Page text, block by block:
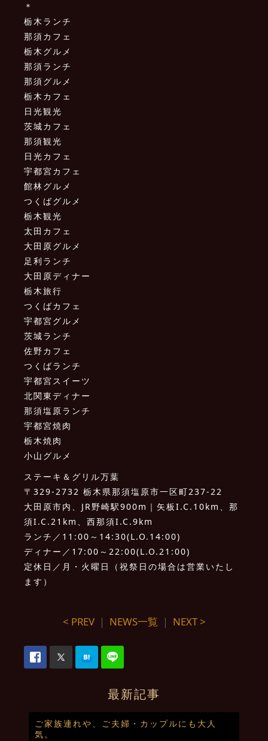
＊
栃木ランチ
那須カフェ
栃木グルメ
那須ランチ
那須グルメ
栃木カフェ
日光観光
茨城カフェ
那須観光
日光カフェ
宇都宮カフェ
館林グルメ
つくばグルメ
栃木観光
太田カフェ
大田原グルメ
足利ランチ
大田原ディナー
栃木旅行
つくばカフェ
宇都宮グルメ
茨城ランチ
佐野カフェ
つくばランチ
宇都宮スイーツ
北関東ディナー
那須塩原ランチ
宇都宮焼肉
栃木焼肉
小山グルメ
ステーキ＆グリル万葉
〒329-2732 栃木県那須塩原市一区町237-22
大田原市内、JR野崎駅900m｜矢板I.C.10km、那
須I.C.21km、西那須I.C.9km
ランチ／11:00～14:30(L.O.14:00)
ディナー／17:00～22:00(L.O.21:00)
定休日／月・火曜日（祝祭日の場合は営業いたし
ます）
< PREV｜ NEWS一覧 ｜ NEXT >
最新記事
ご家族連れや、ご夫婦・カップルにも大人
気。